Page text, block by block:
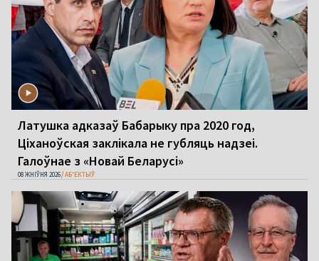
Латушка адказаў Бабарыку пра 2020 год,
Ціханоўская заклікала не губляць надзеі.
Галоўнае з «Новай Беларусі»
08 ЖНІЎНЯ 2026 АБ'ЕКТЫЎ